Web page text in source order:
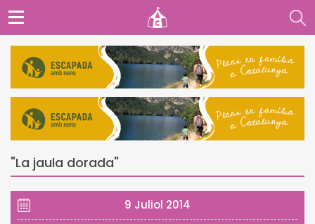
"La jaula dorada"
9 Juliol 2014